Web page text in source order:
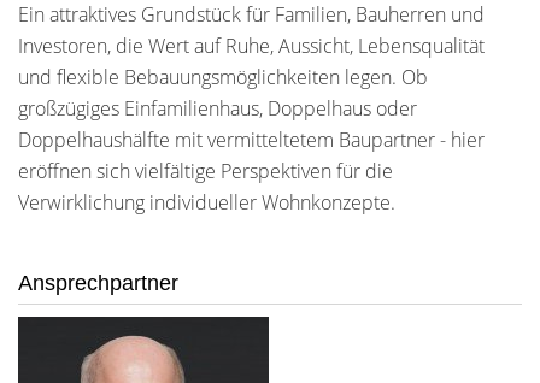
Ein attraktives Grundstück für Familien, Bauherren und
Investoren, die Wert auf Ruhe, Aussicht, Lebensqualität
und flexible Bebauungsmöglichkeiten legen. Ob
großzügiges Einfamilienhaus, Doppelhaus oder
Doppelhaushälfte mit vermitteltetem Baupartner - hier
eröffnen sich vielfältige Perspektiven für die
Verwirklichung individueller Wohnkonzepte.
Ansprechpartner